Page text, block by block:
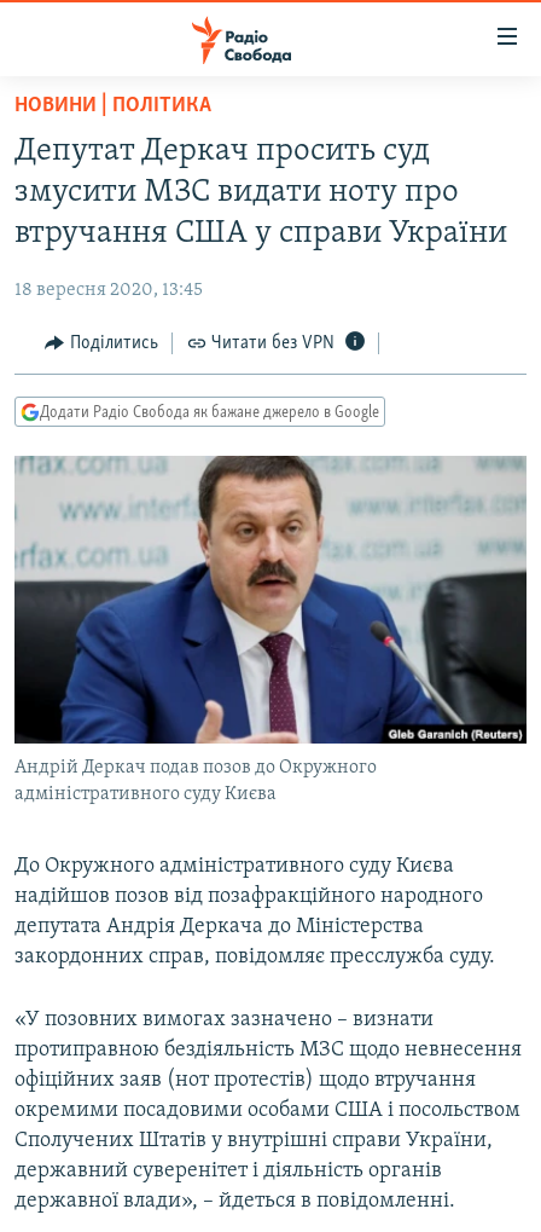
Перейти
основного
матеріалу
Перейти
до
основної
навігації
Перейти
до
пошуку
ВСЕ ЗА ДОБУ
СТАТТІ
ЕКОНОМІКА
СУСПІЛЬСТВО
УКРАЇНА
СВІТ
РОСІЙСЬКА «ФІЛЬТРАЦІЯ»
ДОНБАС.РЕАЛІЇ
ТИ ЯК?
СХЕМИ
КИТАЙ.ВИКЛИКИ
МУЛЬТИМЕДІА
ФОТО
СПЕЦПРОЄКТИ
ПОДКАСТИ
КРИМ РЕАЛІЇ
РУС
КТАТ
ДОЛУЧАЙСЯ!
Усі сайти RFE/RL
НОВИНИ | ПОЛІТИКА
Депутат Деркач просить суд
змусити МЗС видати ноту про
втручання США у справи України
18 вересня 2020, 13:45
Поділитись Читати без VPN
Додати Радіо Свобода як бажане джерело в Google
Андрій Деркач подав позов до Окружного
адміністративного суду Києва
До Окружного адміністративного суду Києва
надійшов позов від позафракційного народного
депутата Андрія Деркача до Міністерства
закордонних справ, повідомляє пресслужба суду.
«У позовних вимогах зазначено – визнати
протиправною бездіяльність МЗС щодо невнесення
офіційних заяв (нот протестів) щодо втручання
окремими посадовими особами США і посольством
Сполучених Штатів у внутрішні справи України,
державний суверенітет і діяльність органів
державної влади», – йдеться в повідомленні.